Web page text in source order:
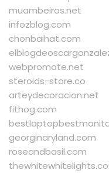
muambeiros.net
infozblog.com
chonbaihat.com
webpromote.net
steroids-store.co
arteydecoracion.net
fithog.com
georginaryland.com
roseandbasil.com